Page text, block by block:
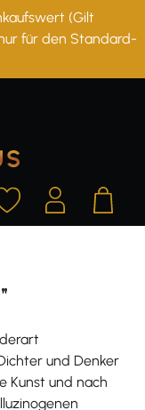
(Gilt
für den Standard-
und Denker
Kunst und nach